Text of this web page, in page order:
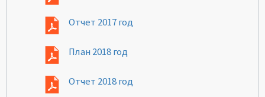
Отчет 2017 год
План 2018 год
Отчет 2018 год